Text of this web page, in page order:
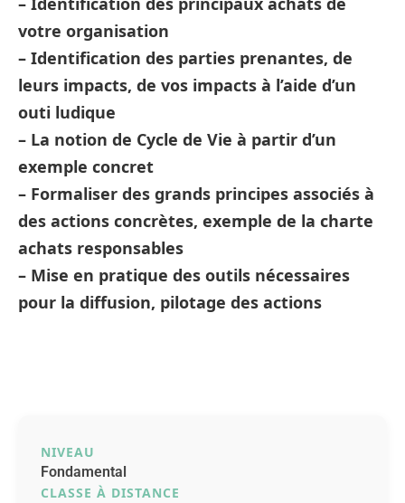
votre organisation
– Identification des parties prenantes, de
leurs impacts, de vos impacts à l’aide d’un
outi ludique
– La notion de Cycle de Vie à partir d’un
exemple concret
– Formaliser des grands principes associés à
des actions concrètes, exemple de la charte
achats responsables
– Mise en pratique des outils nécessaires
pour la diffusion, pilotage des actions
NIVEAU
Fondamental
CLASSE À DISTANCE